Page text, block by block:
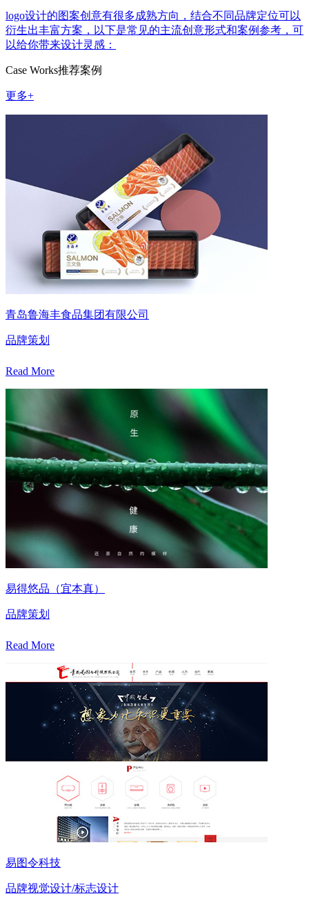
logo设计的图案创意有很多成熟方向，结合不同品牌定位可以
衍生出丰富方案，以下是常见的主流创意形式和案例参考，可
以给你带来设计灵感：
Case Works推荐案例
更多+
青岛鲁海丰食品集团有限公司
品牌策划
Read More
易得悠品（宜本真）
品牌策划
Read More
易图令科技
品牌视觉设计/标志设计